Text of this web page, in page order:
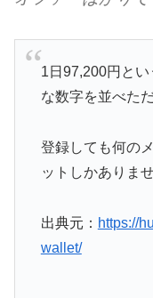
1日97,200円と
な数字を並べた
登録しても何の
ットしかありま
出典元： https://
wallet/